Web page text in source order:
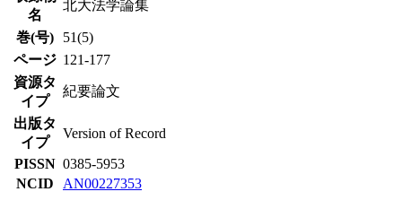
名
北大法学論集
巻(号)
51(5)
ページ 121-177
資源タ
イプ
紀要論文
出版タ
イプ
Version of Record
PISSN 0385-5953
NCID
AN00227353